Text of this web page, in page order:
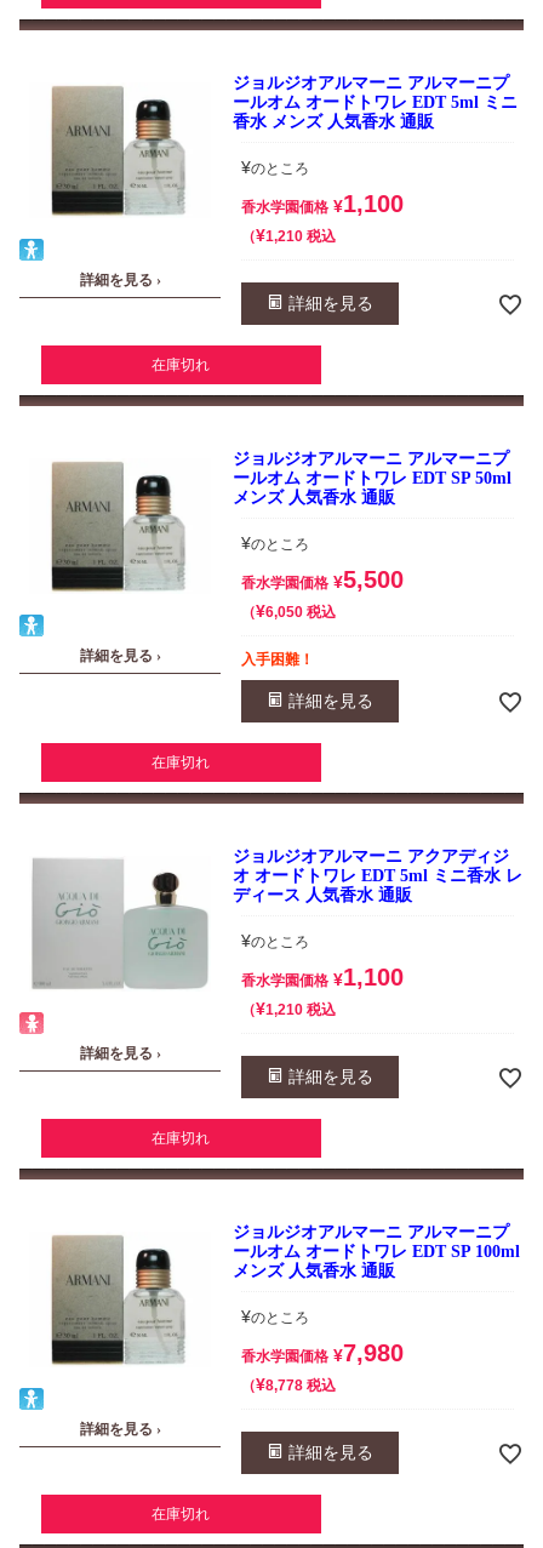
詳細を見る ›
ジョルジオアルマーニ アルマーニプ
ールオム オードトワレ EDT 5ml ミニ
香水 メンズ 人気香水 通販
¥のところ
香水学園価格 ¥1,100
¥1,210 税込
詳細を見る
在庫切れ
詳細を見る ›
ジョルジオアルマーニ アルマーニプ
ールオム オードトワレ EDT SP 50ml
メンズ 人気香水 通販
¥のところ
香水学園価格 ¥5,500
¥6,050 税込
入手困難！
詳細を見る
在庫切れ
詳細を見る ›
ジョルジオアルマーニ アクアディジ
オ オードトワレ EDT 5ml ミニ香水 レ
ディース 人気香水 通販
¥のところ
香水学園価格 ¥1,100
¥1,210 税込
詳細を見る
在庫切れ
詳細を見る ›
ジョルジオアルマーニ アルマーニプ
ールオム オードトワレ EDT SP 100ml
メンズ 人気香水 通販
¥のところ
香水学園価格 ¥7,980
¥8,778 税込
詳細を見る
在庫切れ